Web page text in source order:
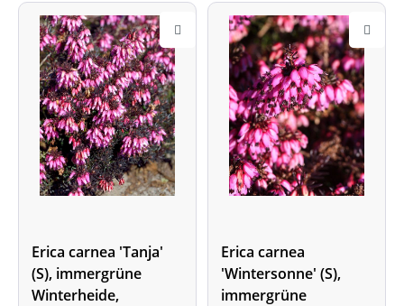
Erica carnea 'Tanja'
(S), immergrüne
Winterheide,
Erica carnea
'Wintersonne' (S),
immergrüne